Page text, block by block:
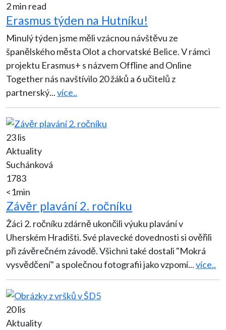
2 min read
Erasmus týden na Hutníku!
Minulý týden jsme měli vzácnou návštěvu ze
španělského města Olot a chorvatské Belice. V rámci
projektu Erasmus+ s názvem Offline and Online
Together nás navštívilo 20 žáků a 6 učitelů z
partnerský...více..
23 lis
Aktuality
Suchánková
1783
<1min
Závěr plavání 2. ročníku
Žáci 2. ročníku zdárně ukončili výuku plavání v
Uherském Hradišti. Své plavecké dovednosti si ověřili
při závěrečném závodě. Všichni také dostali "Mokrá
vysvědčení" a společnou fotografii jako vzpomí...více..
20 lis
Aktuality